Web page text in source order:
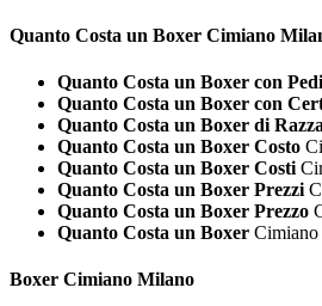
Quanto Costa un Boxer Cimiano
Quanto Costa un Boxer con
Quanto Costa un Boxer con
Quanto Costa un Boxer di Razza
Quanto Costa un Boxer Costo
Quanto Costa un Boxer Costi
Quanto Costa un Boxer Prezzi
Quanto Costa un Boxer Prezzo
Quanto Costa un Boxer
Boxer Cimiano Milano